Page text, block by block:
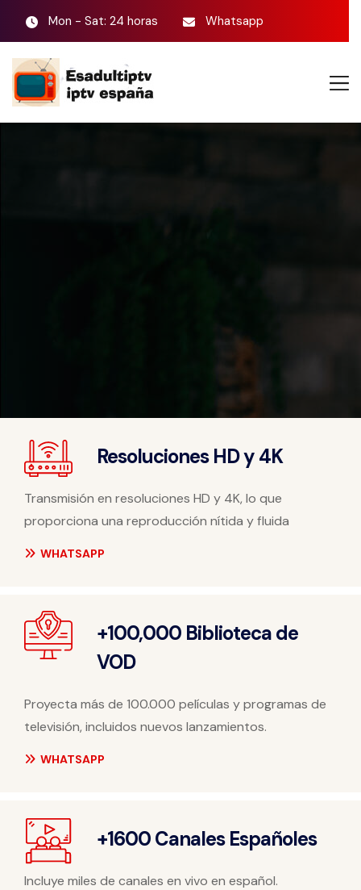
Mon - Sat: 24 horas Whatsapp
Resoluciones HD y 4K
Transmisión en resoluciones HD y 4K, lo que
proporciona una reproducción nítida y fluida
WHATSAPP
+100,000 Biblioteca de
VOD
Proyecta más de 100.000 películas y programas de
televisión, incluidos nuevos lanzamientos.
WHATSAPP
+1600 Canales Españoles
Incluye miles de canales en vivo en español.